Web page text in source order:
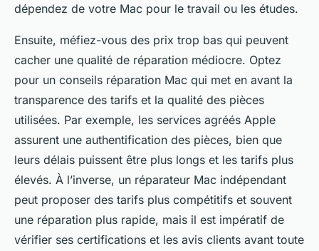
dépendez de votre Mac pour le travail ou les études.
Ensuite, méfiez-vous des prix trop bas qui peuvent
cacher une qualité de réparation médiocre. Optez
pour un conseils réparation Mac qui met en avant la
transparence des tarifs et la qualité des pièces
utilisées. Par exemple, les services agréés Apple
assurent une authentification des pièces, bien que
leurs délais puissent être plus longs et les tarifs plus
élevés. À l’inverse, un réparateur Mac indépendant
peut proposer des tarifs plus compétitifs et souvent
une réparation plus rapide, mais il est impératif de
vérifier ses certifications et les avis clients avant toute